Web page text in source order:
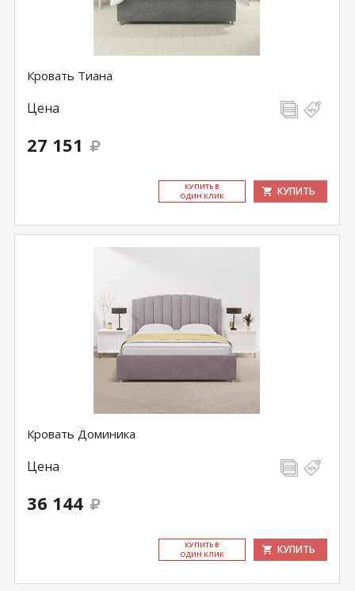
Кровать Тиана
Цена
27 151
КУ­ПИТЬ В
ОДИН КЛИК
КУПИТЬ
Кровать Доминика
Цена
36 144
КУ­ПИТЬ В
ОДИН КЛИК
КУПИТЬ